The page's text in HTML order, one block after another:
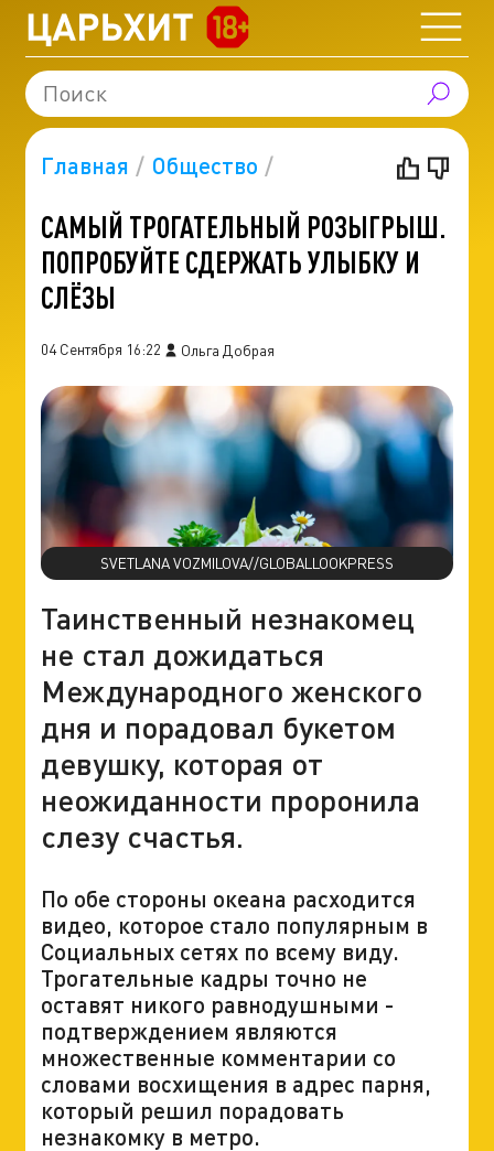
Главная Общество
САМЫЙ ТРОГАТЕЛЬНЫЙ РОЗЫГРЫШ.
ПОПРОБУЙТЕ СДЕРЖАТЬ УЛЫБКУ И
СЛЁЗЫ
04 Сентября 16:22 Ольга Добрая
SVETLANA VOZMILOVA//GLOBALLOOKPRESS
Таинственный незнакомец
не стал дожидаться
Международного женского
дня и порадовал букетом
девушку, которая от
неожиданности проронила
слезу счастья.
По обе стороны океана расходится
видео, которое стало популярным в
Социальных сетях по всему виду.
Трогательные кадры точно не
оставят никого равнодушными -
подтверждением являются
множественные комментарии со
словами восхищения в адрес парня,
который решил порадовать
незнакомку в метро.